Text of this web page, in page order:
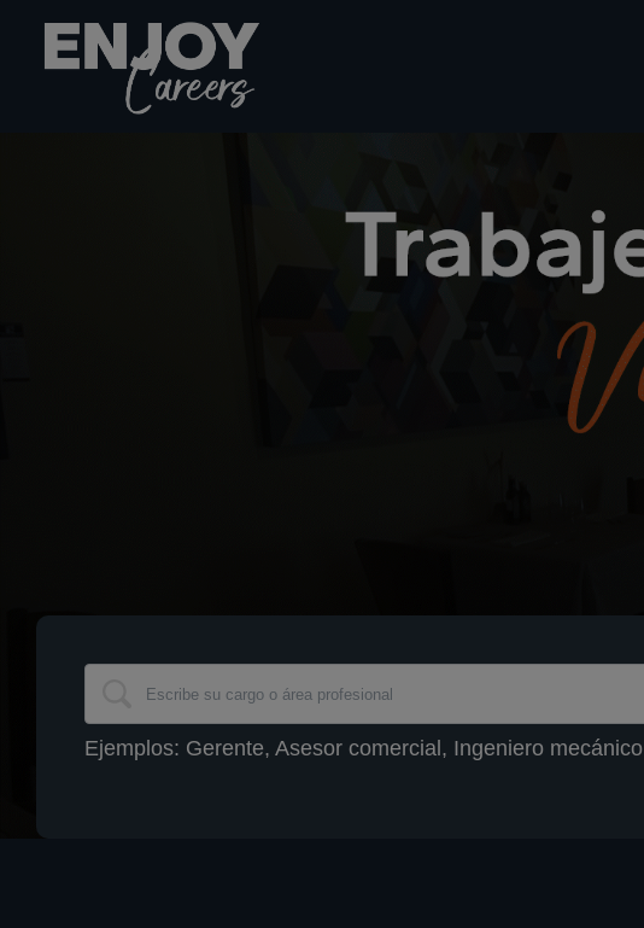
Ejemplos: Gerente, Asesor comercial, Ingeniero mecánico